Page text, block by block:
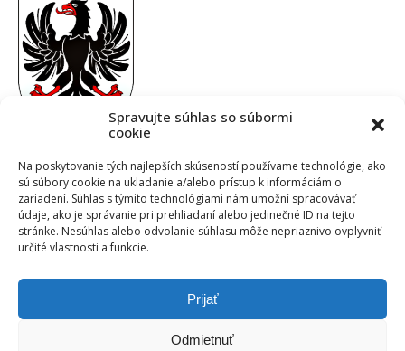
Spravujte súhlas so súbormi
cookie
Na poskytovanie tých najlepších skúseností používame technológie, ako
sú súbory cookie na ukladanie a/alebo prístup k informáciám o
zariadení. Súhlas s týmito technológiami nám umožní spracovávať
údaje, ako je správanie pri prehliadaní alebo jedinečné ID na tejto
stránke. Nesúhlas alebo odvolanie súhlasu môže nepriaznivo ovplyvniť
určité vlastnosti a funkcie.
Prijať
Odmietnuť